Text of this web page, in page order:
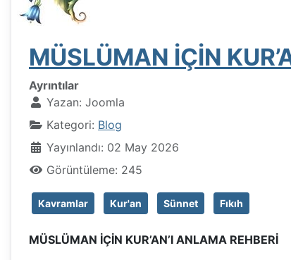
MÜSLÜMAN İÇİN
Ayrıntılar
Yazan: Joomla
Kategori: Blog
Yayınlandı: 02 May 2026
Görüntüleme: 245
Kavramlar Kur'an Sünnet Fıkıh
MÜSLÜMAN İÇİN KUR’AN’I ANLAMA REHBERİ